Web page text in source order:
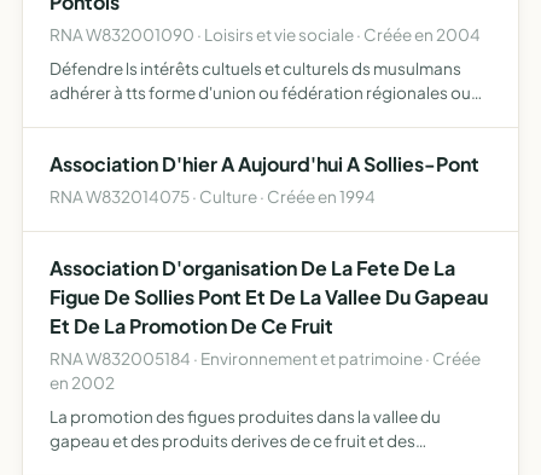
RNA W832001090 · Loisirs et vie sociale · Créée en 2004
Défendre ls intérêts cultuels et culturels ds musulmans
adhérer à tts forme d'union ou fédération régionales ou
Association D'hier A Aujourd'hui A Sollies-Pont
RNA W832014075 · Culture · Créée en 1994
Association D'organisation De La Fete De La
Figue De Sollies Pont Et De La Vallee Du Gapeau
Et De La Promotion De Ce Fruit
RNA W832005184 · Environnement et patrimoine · Créée
en 2002
La promotion des figues produites dans la vallee du
gapeau et des produits derives de ce fruit et des